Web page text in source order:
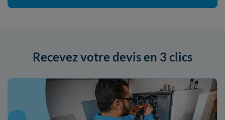
Recevez votre devis en 3 clics